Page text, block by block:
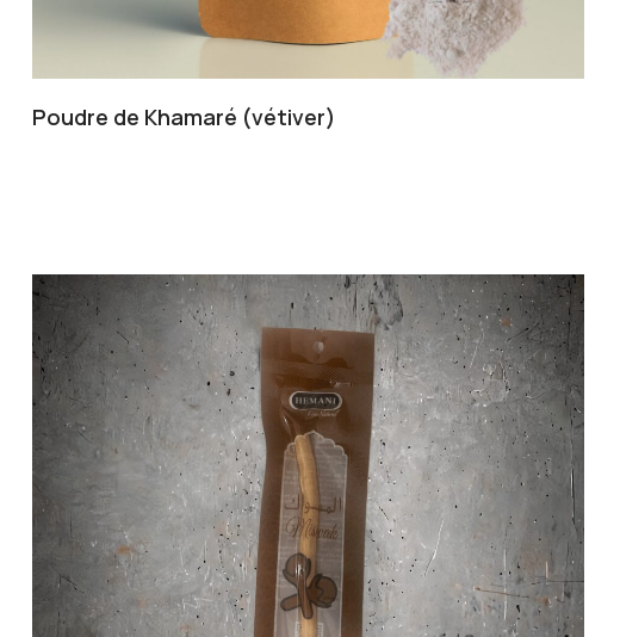
Poudre de Khamaré (vétiver)